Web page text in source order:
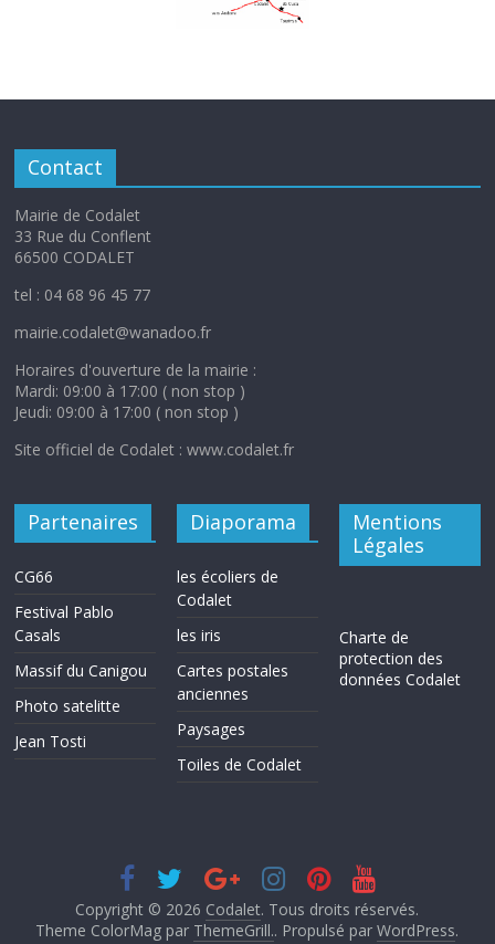
Contact
Mairie de Codalet
33 Rue du Conflent
66500 CODALET
tel : 04 68 96 45 77
mairie.codalet@wanadoo.fr
Horaires d'ouverture de la mairie :
Mardi: 09:00 à 17:00 ( non stop )
Jeudi: 09:00 à 17:00 ( non stop )
Site officiel de Codalet : www.codalet.fr
Partenaires
CG66
Festival Pablo
Casals
Massif du Canigou
Photo satelitte
Jean Tosti
Diaporama
les écoliers de
Codalet
les iris
Cartes postales
anciennes
Paysages
Toiles de Codalet
Mentions
Légales
Charte de
protection des
données Codalet
Copyright © 2026 Codalet. Tous droits réservés.
Theme ColorMag par ThemeGrill.. Propulsé parWordPress.